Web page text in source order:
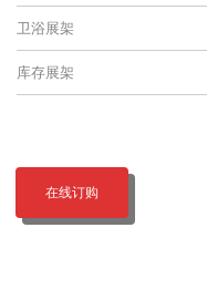
卫浴展架
库存展架
在线订购